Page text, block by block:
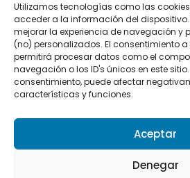
Utilizamos tecnologías como las
acceder a la información del
mejorar la experiencia de navegación y
(no) personalizados. El consentimiento
permitirá procesar datos como el
navegación o los ID's únicos en este
consentimiento, puede afectar
características y funciones.
Aceptar
Denegar
+34 662 342 177
info@vkssport.com
SÍGUENOS
Política
Política de